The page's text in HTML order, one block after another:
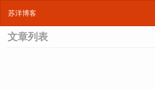
苏洋博客
文章列表